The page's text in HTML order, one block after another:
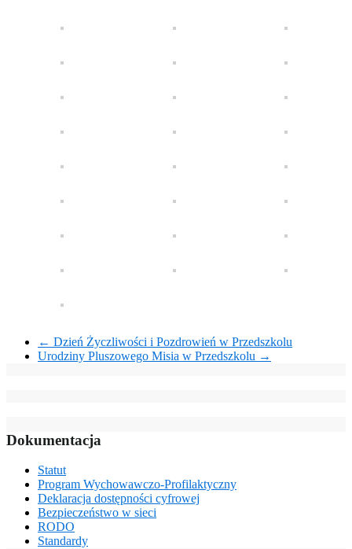
← Dzień Życzliwości i Pozdrowień w Przedszkolu
Urodziny Pluszowego Misia w Przedszkolu →
Dokumentacja
Statut
Program Wychowawczo-Profilaktyczny
Deklaracja dostępności cyfrowej
Bezpieczeństwo w sieci
RODO
Standardy